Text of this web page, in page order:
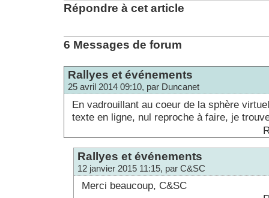
Répondre à cet article
6 Messages de forum
Rallyes et événements
25 avril 2014 09:10, par Duncanet
En vadrouillant au coeur de la sphère
texte en ligne, nul reproche à faire, je
Rallyes et événements
12 janvier 2015 11:15, par C&SC
Merci beaucoup, C&SC